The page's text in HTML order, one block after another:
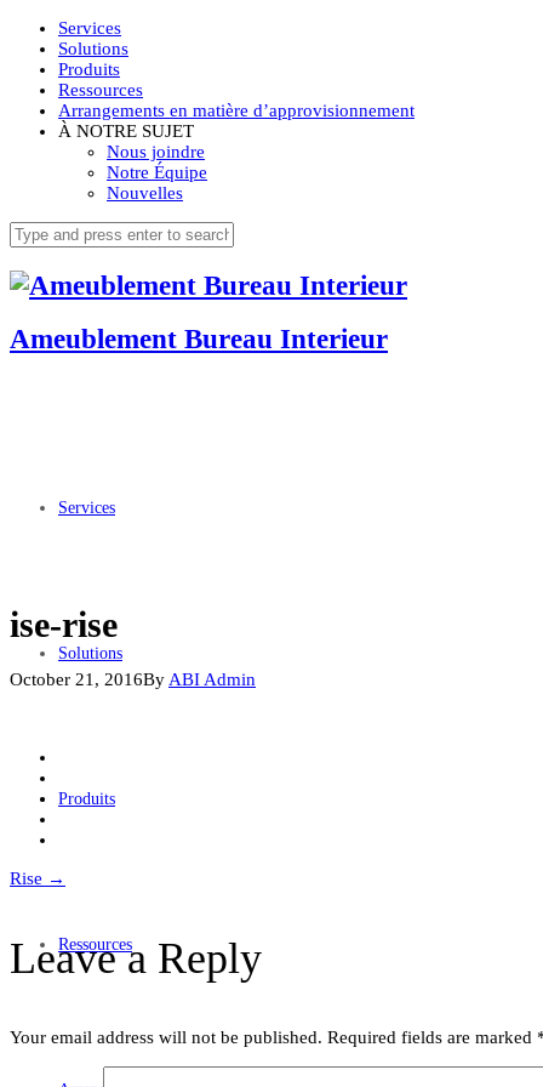
Services
Solutions
Produits
Ressources
Arrangements en matière d’approvisionnement
À NOTRE SUJET
Nous joindre
Notre Équipe
Nouvelles
Ameublement Bureau Interieur
Services
Solutions
Produits
Ressources
ise-rise
October 21, 2016By ABI Admin
Post
Rise →
Leave a Reply
Your email address will not be published. Required fields are marked